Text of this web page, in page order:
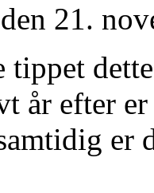
21.
tippet
år efter
er